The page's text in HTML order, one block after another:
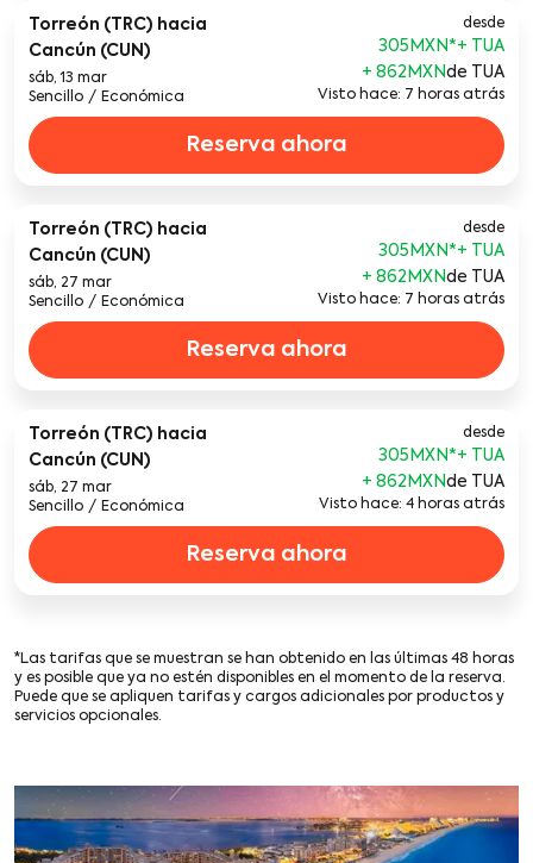
Torreón (TRC) hacia
Cancún (CUN)
sáb, 13 mar
Sencillo / Económica
desde
305MXN*
+ 862MXNde TUA
Visto hace: 7 horas atrás
Reserva ahora
Torreón (TRC) hacia
Cancún (CUN)
sáb, 27 mar
Sencillo / Económica
desde
305MXN*
+ 862MXNde TUA
Visto hace: 7 horas atrás
Reserva ahora
Torreón (TRC) hacia
Cancún (CUN)
sáb, 27 mar
Sencillo / Económica
desde
305MXN*
+ 862MXNde TUA
Visto hace: 4 horas atrás
Reserva ahora
*Las tarifas que se muestran se han obtenido en las últimas 48 horas
y es posible que ya no estén disponibles en el momento de la reserva.
Puede que se apliquen tarifas y cargos adicionales por productos y
servicios opcionales.